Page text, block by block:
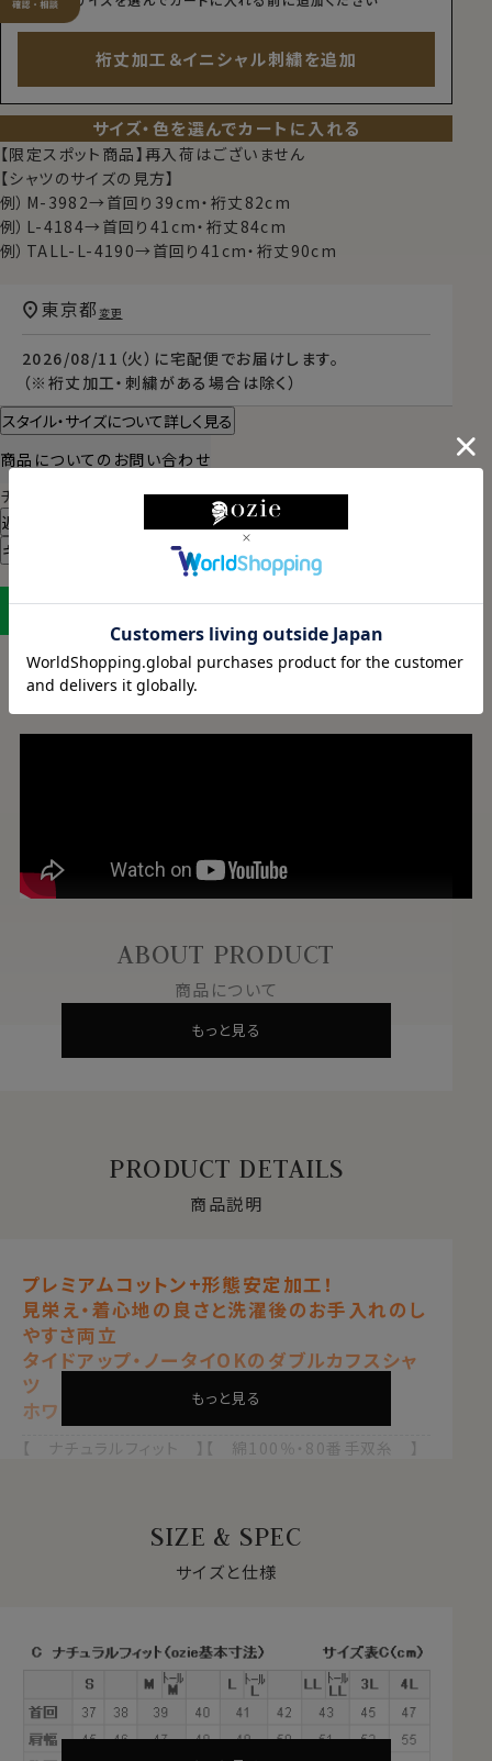
裄丈加工＆イニシャル刺繍を追加
サイズ・色を選んでカートに入れる
【限定スポット商品】再入荷はございません
【シャツのサイズの見方】
例）M-3982→首回り39cm・裄丈82cm
例）L-4184→首回り41cm・裄丈84cm
例）TALL-L-4190→首回り41cm・裄丈90cm
2026/08/11（火） に宅配便 でお届けします。
（※裄丈加工・刺繍がある場合は除く）
東京都 変更
スタイル・サイズについて詳しく見る
商品についてのお問い合わせ
チャットでお問い合わせ
返品・交換について
ギフトラッピングについて
ABOUT PRODUCT
商品について
もっと見る
PRODUCT DETAILS
商品説明
プレミアムコットン+形態安定加工！
見栄え・着心地の良さと洗濯後のお手入れのし
やすさ両立
タイドアップ・ノータイOKのダブルカフスシャ
ツ
ホワイト 白
【 ナチュラルフィット 】【 綿100％・80番手双糸 】
●プレミアムコットン＝超長綿とは？
繊維の長さが28.6mm以上の原綿）を
超長綿（プレミア
ムコットン）といいます。
その超長綿は、世界の綿生産量の3％しかない希少な高
級綿プレミアムコットンです。
通常の綿より
もっと見る
SIZE & SPEC
サイズと仕様